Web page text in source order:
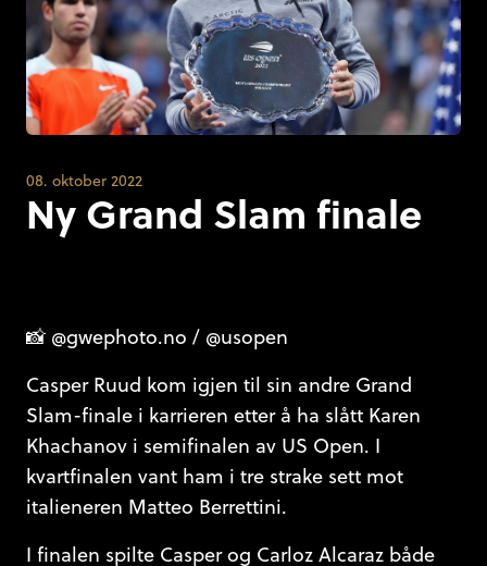
08. oktober 2022
Ny Grand Slam finale
📸 @gwephoto.no / @usopen
Casper Ruud kom igjen til sin andre Grand
Slam-finale i karrieren etter å ha slått Karen
Khachanov i semifinalen av US Open. I
kvartfinalen vant ham i tre strake sett mot
italieneren Matteo Berrettini.
I finalen spilte Casper og Carloz Alcaraz både